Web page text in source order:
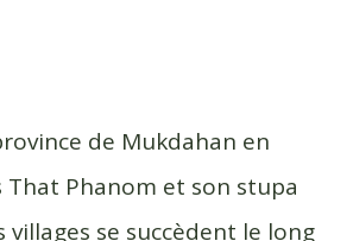
de Mukdahan en
Phanom et son stupa
villages se succèdent le long